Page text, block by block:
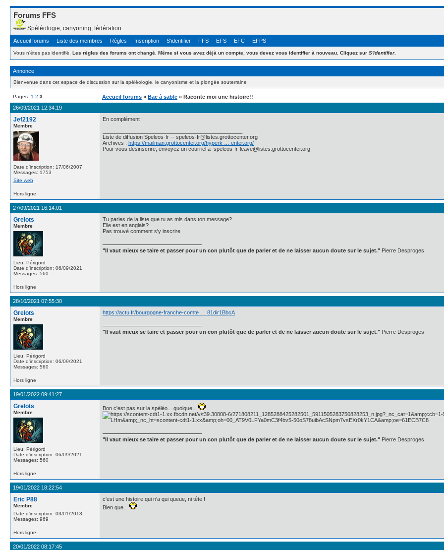
Forums FFS
Spéléologie, canyoning, fédération
Accueil forums Liste des membres Règles Inscription S'identifier FFS EFS EFC EFPS
Vous n'êtes pas identifié. Les règles des forums ont changé. Même si vous avez déjà un compte, vous devez vous identifier à nouveau. Cliquez sur S'identifier.
Annonce
Bienvenue dans cet espace de discussion sur la spéléologie, le canyonisme et la plongée souterraine
Pages: 1 2 3 Accueil forums » Bac à sable » Raconte moi une histoire!!
26/09/2021 12:34:19
Jef2192
Membre
Date d'inscription: 17/06/2007
Messages: 1753
Site web
En complément :
Liste de diffusion Speleos-fr -- speleos-fr@listes.grottocenter.org
Archives : https://mailman.grottocenter.org/hyperk … enter.org/
Pour vous desinscrire, envoyez un courriel a speleos-fr-leave@listes.grottocenter.org
Hors ligne
27/09/2021 16:14:01
Grelots
Membre
Lieu: Périgord
Date d'inscription: 06/09/2021
Messages: 560
Tu parles de la liste que tu as mis dans ton message?
Elle est en anglais?
Pas trouvé comment s'y inscrire
"Il vaut mieux se taire et passer pour un con plutôt que de parler et de ne laisser aucun doute sur le sujet." Pierre Desproges
Hors ligne
28/10/2021 07:55:30
Grelots
Membre
Lieu: Périgord
Date d'inscription: 06/09/2021
Messages: 560
https://actu.fr/bourgogne-franche-comte … 81dir1BbcA
"Il vaut mieux se taire et passer pour un con plutôt que de parler et de ne laisser aucun doute sur le sujet." Pierre Desproges
Hors ligne
19/01/2022 09:41:27
Grelots
Membre
Lieu: Périgord
Date d'inscription: 06/09/2021
Messages: 560
Bon c'est pas sur la spéléo... quoique...
"Il vaut mieux se taire et passer pour un con plutôt que de parler et de ne laisser aucun doute sur le sujet." Pierre Desproges
Hors ligne
19/01/2022 18:22:54
Eric P88
Membre
Date d'inscription: 03/01/2013
Messages: 969
c'est une histoire qui n'a qui queue, ni tête !
Bien que...
Hors ligne
20/01/2022 08:17:45